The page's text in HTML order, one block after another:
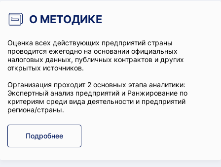
О МЕТОДИКЕ
Оценка всех действующих предприятий страны
проводится ежегодно на основании официальных
налоговых данных, публичных контрактов и других
открытых источников.
Организация проходит 2 основных этапа аналитики:
Экспертный анализ предприятий и Ранжирование по
критериям среди вида деятельности и предприятий
региона/страны.
Подробнее